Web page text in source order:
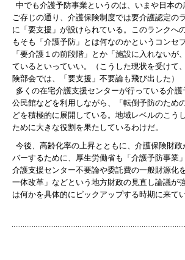
中でも介護予防事業というのは、いまや日本
ご存じの通り、介護保険制度では要介護認定の
に「要支援」が設けられている。このランクへ
もそも「介護予防」とは何なのかというコンセ
「要介護１の前段階」とか「施設に入れない
ているといっていい。（こうした現状を受けて
険部会では、「要支援」不要論も飛び出した）
多くの在宅介護支援センターが行っている介
公民館などを利用しながら、「転倒予防のため
どを積極的に展開している。地域レベルのこう
ために大きな役割を果たしているわけだ。
今後、高齢化率の上昇とともに、介護保険財
バーするために、厚生労働省も「介護予防事業
介護支援センター不要論や委託費の一般財源化
一体改革」などという地方財政の見直し論議が
は何かを具体的にピックアップする時期に来て